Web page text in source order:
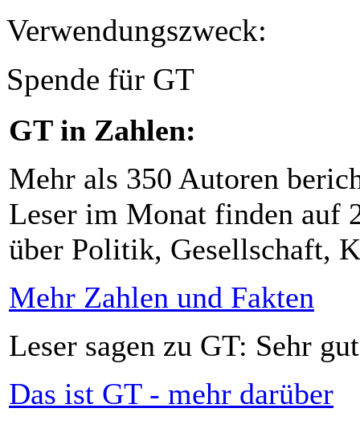
Verwendungszweck:
Spende für GT
GT in Zahlen:
Mehr als 350 Autoren
Leser im Monat finden auf
über Politik, Gesellschaft,
Mehr Zahlen und Fakten
Leser sagen zu GT: Sehr
Das ist GT - mehr darüber